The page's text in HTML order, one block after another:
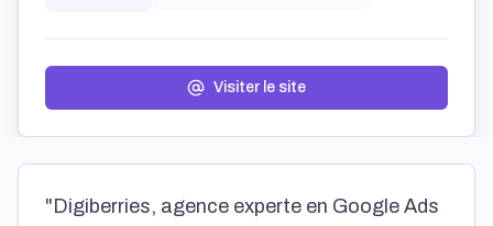
Visiter le site
"Digiberries, agence experte en Google Ads